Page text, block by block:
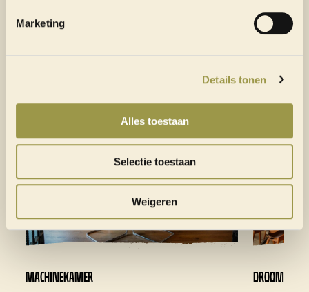
Marketing
Details tonen
Alles toestaan
Selectie toestaan
Weigeren
ZALEN
MACHINEKAMER